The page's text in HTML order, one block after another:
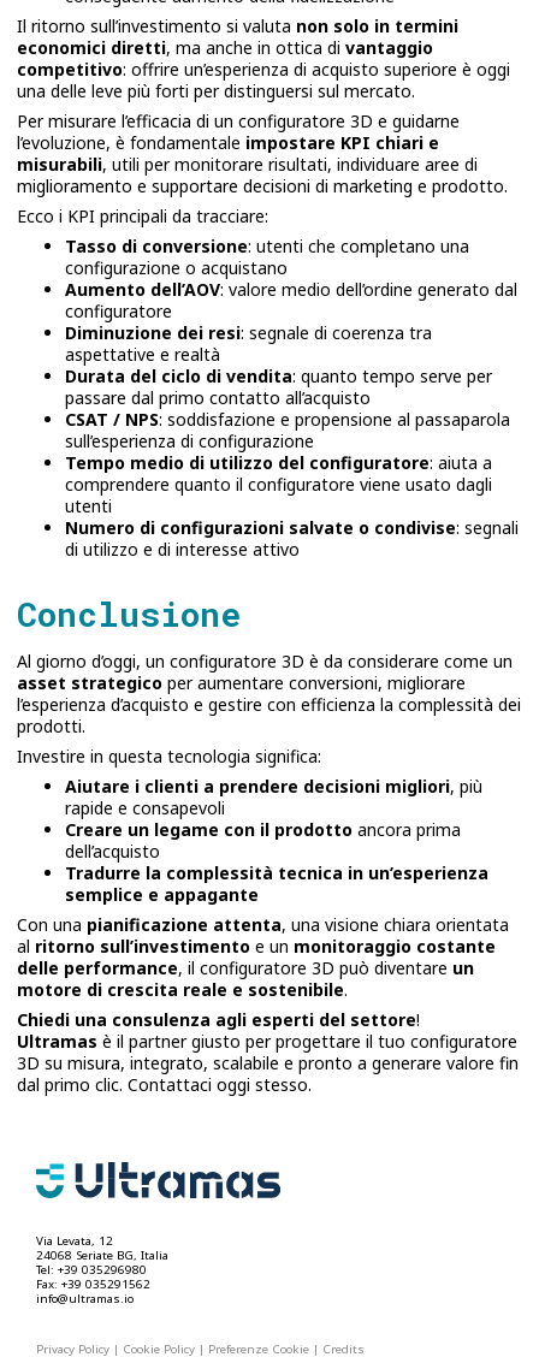
Il ritorno sull’investimento si valuta non solo in termini
economici diretti, ma anche in ottica divantaggio
competitivo: offrire un’esperienza di acquisto superiore è oggi
una delle leve più forti per distinguersi sul mercato.
Per misurare l’efficacia di un configuratore 3D e guidarne
l’evoluzione, è fondamentale impostare KPI chiari e
misurabili, utili per monitorare risultati, individuare aree di
miglioramento e supportare decisioni di marketing e prodotto.
Ecco i KPI principali da tracciare:
Tasso di conversione: utenti che completano una
configurazione o acquistano
Aumento dell’AOV: valore medio dell’ordine generato dal
configuratore
Diminuzione dei resi: segnale di coerenza tra
aspettative e realtà
Durata del ciclo di vendita: quanto tempo serve per
passare dal primo contatto all’acquisto
CSAT / NPS: soddisfazione e propensione al passaparola
sull’esperienza di configurazione
Tempo medio di utilizzo del configuratore: aiuta a
comprendere quanto il configuratore viene usato dagli
utenti
Numero di configurazioni salvate o condivise: segnali
di utilizzo e di interesse attivo
Conclusione
Al giorno d’oggi, un configuratore 3D è da considerare come un
asset strategico per aumentare conversioni, migliorare
l’esperienza d’acquisto e gestire con efficienza la complessità dei
prodotti.
Investire in questa tecnologia significa:
Aiutare i clienti a prendere decisioni migliori, più
rapide e consapevoli
Creare un legame con il prodotto ancora prima
dell’acquisto
Tradurre la complessità tecnica in un’esperienza
semplice e appagante
Con una pianificazione attenta, una visione chiara orientata
al ritorno sull’investimento e un monitoraggio costante
delle performance, il configuratore 3D può diventare un
motore di crescita reale e sostenibile.
Chiedi una consulenza agli esperti del settore!
Ultramas è il partner giusto per progettare il tuo configuratore
3D su misura, integrato, scalabile e pronto a generare valore fin
dal primo clic. Contattaci oggi stesso.
Via Levata, 12
24068 Seriate BG, Italia
Tel: +39 035296980
Fax: +39 035291562
info@ultramas.io
Privacy Policy | Cookie Policy | Preferenze Cookie | Credits